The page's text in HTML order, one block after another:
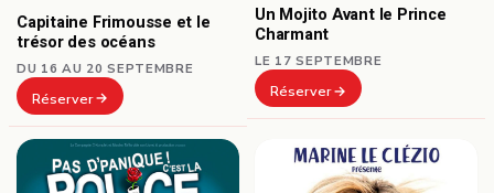
Capitaine Frimousse et le
trésor des océans
DU 16 AU 20 SEPTEMBRE
Réserver
Un Mojito Avant le Prince
Charmant
LE 17 SEPTEMBRE
Réserver